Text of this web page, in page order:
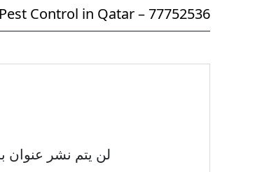
Control in Qatar – 77752536
لن يتم نشر عنوان